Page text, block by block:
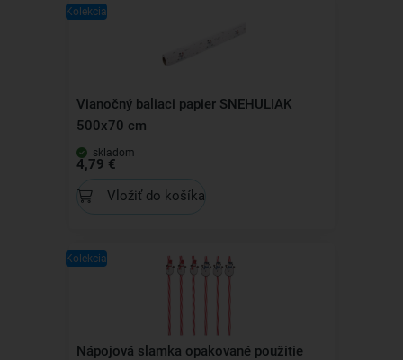
Kolekcia
Vianočný baliaci papier SNEHULIAK
500x70 cm
skladom
4,79 €
Vložiť do košíka
Kolekcia
Nápojová slamka opakované použitie